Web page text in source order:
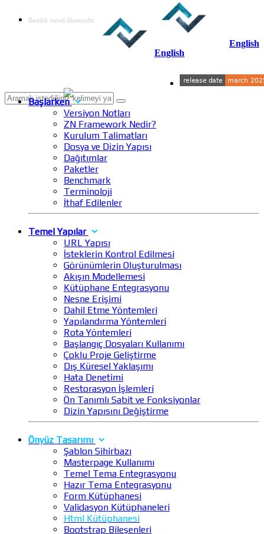
Basitlik temel ilkemizdir.
English
English
Başlarken
Versiyon Notları
ZN Framework Nedir?
Kurulum Talimatları
Dosya ve Dizin Yapısı
Dağıtımlar
Paketler
Benchmark
Terminoloji
İthaf Edilenler
Temel Yapılar
URL Yapısı
İsteklerin Kontrol Edilmesi
Görünümlerin Oluşturulması
Akışın Modellemesi
Kütüphane Entegrasyonu
Nesne Erişimi
Dahil Etme Yöntemleri
Yapılandırma Yöntemleri
Rota Yöntemleri
Başlangıç Dosyaları Kullanımı
Çoklu Proje Geliştirme
Dış Küresel Yaklaşımı
Hata Denetimi
Restorasyon İşlemleri
Ön Tanımlı Sabit ve Fonksiyonlar
Dizin Yapısını Değiştirme
Önyüz Tasarımı
Şablon Sihirbazı
Masterpage Kullanımı
Temel Tema Entegrasyonu
Hazır Tema Entegrasyonu
Form Kütüphanesi
Validasyon Kütüphaneleri
Html Kütüphanesi
Bootstrap Bileşenleri